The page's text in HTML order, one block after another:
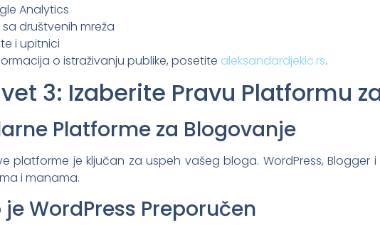
Analytics
sa društvenih mreža
i upitnici
o istraživanju publike, posetite aleksandardjekic.rs.
3: Izaberite Pravu Platformu
Platforme za Blogovanje
platforme je ključan za uspeh vašeg bloga. WordPress, Blogger
i manama.
je WordPress Preporučen